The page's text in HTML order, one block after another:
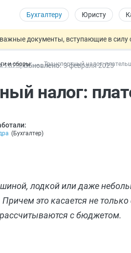
Бухгалтеру Юристу
важные документы, вступающие в силу
работу беременных пропишут в ТК
единые критерии трудовых
и сборы Транспортный налог:
2023 Обновлено: 3 фев раля2025
налог:
(Бухгалтер)
лодкой или даже
это касается не
с бюджетом.